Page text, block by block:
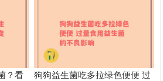
？看
狗狗益生菌吃多拉绿色便便 过